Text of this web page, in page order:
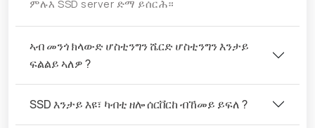
ምሉእ SSD server ድማ ይሰርሕ።
ኣብ መንጎ ክላውድ ሆስቲንግን ሼርድ ሆስቲንግን እንታይ
ፍልልይ ኣለዎ ?
SSD እንታይ እዩ፣ ካብቲ ዘሎ ሰርቨርከ ብኸመይ ይፍለ ?